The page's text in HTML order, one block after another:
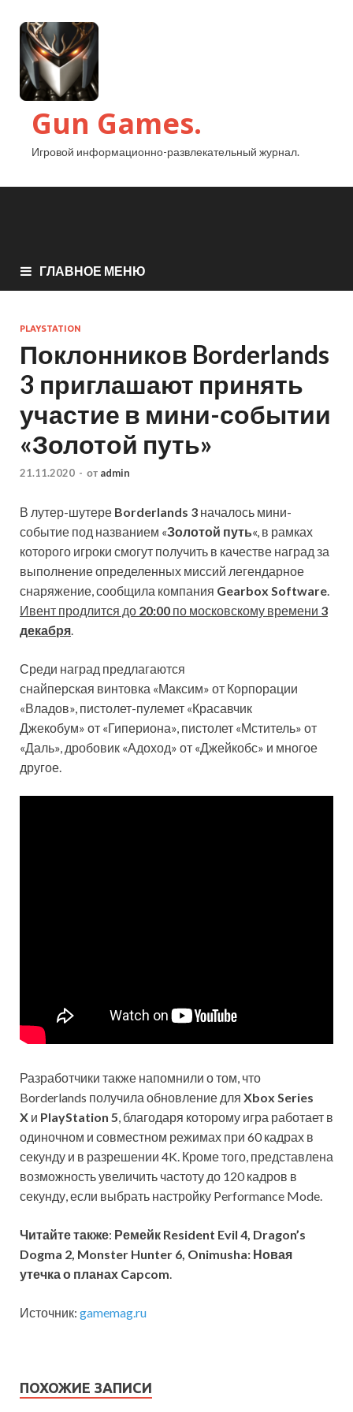
Gun Games.
Игровой информационно-развлекательный журнал.
ГЛАВНОЕ МЕНЮ
PLAYSTATION
Поклонников Borderlands
3 приглашают принять
участие в мини-событии
«Золотой путь»
21.11.2020 - от admin
В лутер-шутере Borderlands 3 началось мини-
событие под названием «Золотой путь«, в рамках
которого игроки смогут получить в качестве наград за
выполнение определенных миссий легендарное
снаряжение, сообщила компания Gearbox Software
Ивент продлится до 20:00 по московскому времени 3
декабря
Среди наград предлагаются
снайперская винтовка «Максим» от Корпорации
«Владов», пистолет-пулемет «Красавчик
Джекобум» от «Гипериона», пистолет «Мститель» от
«Даль», дробовик «Адоход» от «Джейкобс» и многое
другое.
Разработчики также напомнили о том, что
Borderlands получила обновление для Xbox Series
X и PlayStation 5 , благодаря которому игра работает в
одиночном и совместном режимах при 60 кадрах в
секунду и в разрешении 4K. Кроме того, представлена
возможность увеличить частоту до 120 кадров в
секунду, если выбрать настройку Performance Mode.
Читайте также: Ремейк Resident Evil 4, Dragon’s
Dogma 2, Monster Hunter 6, Onimusha: Новая
утечка о планах Capcom
Источник: gamemag.ru
ПОХОЖИЕ ЗАПИСИ